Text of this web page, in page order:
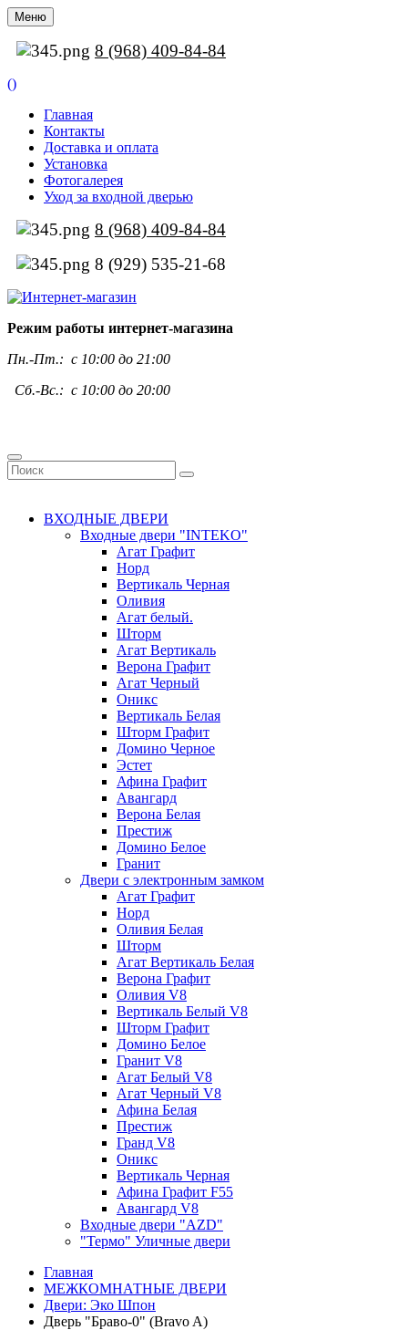
Меню
8 (968) 409-84-84
()
Главная
Контакты
Доставка и оплата
Установка
Фотогалерея
Уход за входной дверью
8 (968) 409-84-84
8 (929) 535-21-68
Режим работы интернет-магазина
Пн.-Пт.: с 10:00 до 21:00
Сб.-Вс.: с 10:00 до 20:00
ВХОДНЫЕ ДВЕРИ
Входные двери "INTEKO"
Агат Графит
Норд
Вертикаль Черная
Оливия
Агат белый.
Шторм
Агат Вертикаль
Верона Графит
Агат Черный
Оникс
Вертикаль Белая
Шторм Графит
Домино Черное
Эстет
Афина Графит
Авангард
Верона Белая
Престиж
Домино Белое
Гранит
Двери с электронным замком
Агат Графит
Норд
Оливия Белая
Шторм
Агат Вертикаль Белая
Верона Графит
Оливия V8
Вертикаль Белый V8
Шторм Графит
Домино Белое
Гранит V8
Агат Белый V8
Агат Черный V8
Афина Белая
Престиж
Гранд V8
Оникс
Вертикаль Черная
Афина Графит F55
Авангард V8
Входные двери "AZD"
"Термо" Уличные двери
Главная
МЕЖКОМНАТНЫЕ ДВЕРИ
Двери: Эко Шпон
Дверь "Браво-0" (Bravo A)